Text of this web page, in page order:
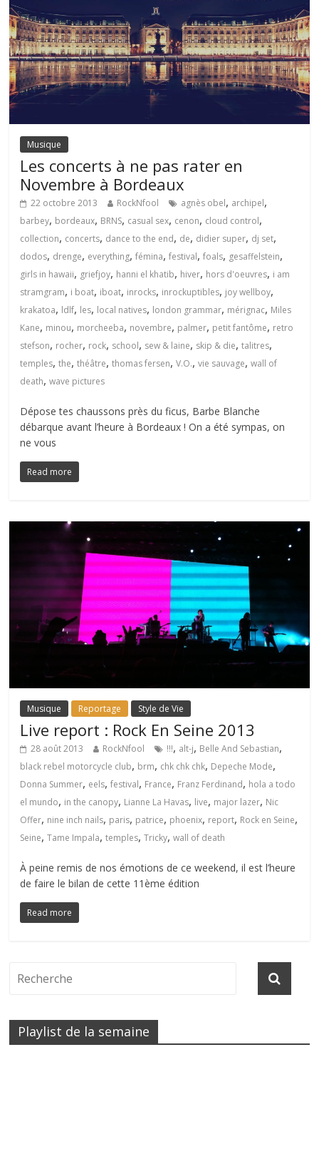
Musique
Les concerts à ne pas rater en
Novembre à Bordeaux
22 octobre 2013 RockNfool agnès obel, archipel,
barbey, bordeaux, BRNS, casual sex, cenon, cloud control,
collection, concerts, dance to the end, de, didier super, dj set,
dodos, drenge, everything,fémina,festival,foals, gesaffelstein,
girls in hawaii, griefjoy, hanni el khatib, hiver, hors d'oeuvres, i am
stramgram, i boat, iboat, inrocks, inrockuptibles, joy wellboy,
krakatoa, ldlf, les, local natives, london grammar, mérignac, Miles
Kane, minou, morcheeba, novembre, palmer, petit fantôme, retro
stefson, rocher, rock, school, sew & laine, skip & die,talitres,
temples,the,théâtre,thomas fersen,V.O.,vie sauvage,wall of
death,wave pictures
Dépose tes chaussons près du ficus, Barbe Blanche
débarque avant l’heure à Bordeaux ! On a été sympas, on
ne vous
Read more
Musique Reportage Style de Vie
Live report : Rock En Seine 2013
28 août 2013 RockNfool !!!, alt-j, Belle And Sebastian,
black rebel motorcycle club, brm, chk chk chk, Depeche Mode,
Donna Summer, eels,festival, France, Franz Ferdinand, hola a todo
el mundo, in the canopy, Lianne La Havas, live, major lazer, Nic
Offer, nine inch nails, paris, patrice, phoenix, report, Rock en Seine,
Seine,Tame Impala,temples,Tricky,wall of death
À peine remis de nos émotions de ce weekend, il est l’heure
de faire le bilan de cette 11ème édition
Read more
Playlist de la semaine